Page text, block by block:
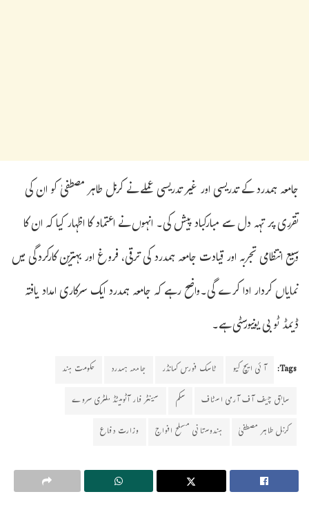
جامعہ ہمدرد کے تدریسی اور غیر تدریسی عملے نے کرنل طاہر مصطفیٰ کو ان کی
تقرری پر تہہ دل سے مبارکباد پیش کی۔ انہوں نے اعتماد کا اظہار کیا کہ ان کا
وسیع انتظامی تجربہ اور قیادت جامعہ ہمدرد کی ترقی، فروغ اور بہترین کارکردگی میں
نمایاں کردار ادا کرے گی۔واضح رہے کہ جامعہ ہمدرد ایک سرکاری امداد یافتہ
ڈیمڈ ٹو بی یونیورسٹی ہے۔
Tags: آئی ایچ کیو ٹاسک فورس کمانڈر جامعہ ہمدرد
حکومت ہند
سابق چیف آف آرمی اسٹاف
سکم
سینٹر فار آٹومیٹڈ ملٹری سروے
کرنل طاہر مصطفیٰ
ہندوستانی مسلح افواج وزارت دفاع